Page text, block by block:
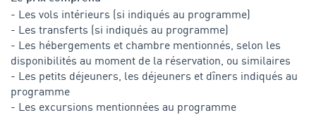
- Les vols intérieurs (si indiqués au programme)
- Les transferts (si indiqués au programme)
- Les hébergements et chambre mentionnés, selon les
disponibilités au moment de la réservation, ou similaires
- Les petits déjeuners, les déjeuners et dîners indiqués au
programme
- Les excursions mentionnées au programme